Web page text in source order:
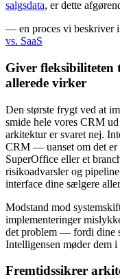
salgsdata, er dette
— en proces vi beskriver
vs. SaaS
Giver fleksibiliteten
allerede virker
Den største frygt ved at
smide hele vores CRM
arkitektur er svaret nej.
CRM — uanset om det er
SuperOffice eller et
risikoadvarsler og
interface dine sælgere
Modstand mod
implementeringer
det problem — fordi dine
Intelligensen møder dem i
Fremtidssikrer